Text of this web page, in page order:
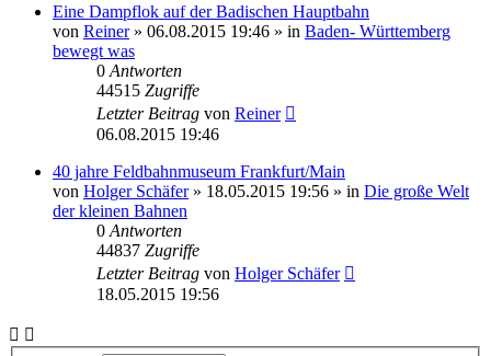
Eine Dampflok auf der Badischen Hauptbahn
von Reiner» 06.08.2015 19:46 » in Baden- Württemberg
bewegt was
0 Antworten
44515 Zugriffe
Letzter Beitrag von Reiner
06.08.2015 19:46
40 jahre Feldbahnmuseum Frankfurt/Main
von Holger Schäfer» 18.05.2015 19:56 » in Die große Welt
der kleinen Bahnen
0 Antworten
44837 Zugriffe
Letzter Beitrag von Holger Schäfer
18.05.2015 19:56